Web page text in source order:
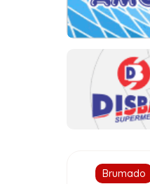
Brumado